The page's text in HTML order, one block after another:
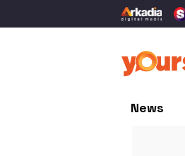
News